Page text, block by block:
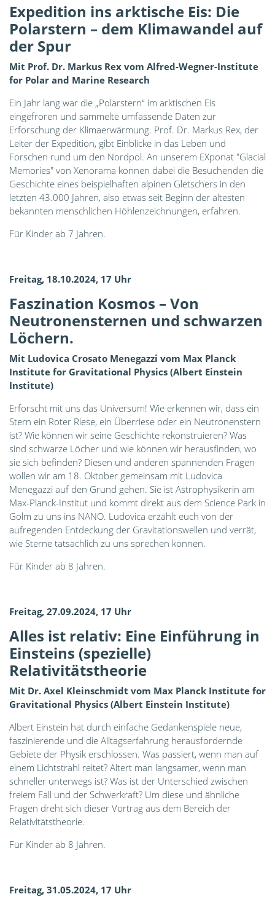
Expedition ins arktische Eis: Die
Polarstern – dem Klimawandel auf
der Spur
Mit Prof. Dr. Markus Rex vom Alfred-Wegner-Institute
for Polar and Marine Research
Ein Jahr lang war die „Polarstern“ im arktischen Eis
eingefroren und sammelte umfassende Daten zur
Erforschung der Klimaerwärmung. Prof. Dr. Markus Rex, der
Leiter der Expedition, gibt Einblicke in das Leben und
Forschen rund um den Nordpol. An unserem EXponat "Glacial
Memories" von Xenorama können dabei die Besuchenden die
Geschichte eines beispielhaften alpinen Gletschers in den
letzten 43.000 Jahren, also etwas seit Beginn der ältesten
bekannten menschlichen Höhlenzeichnungen, erfahren.
Für Kinder ab 7 Jahren.
Freitag, 18.10.2024, 17 Uhr
Faszination Kosmos – Von
Neutronensternen und schwarzen
Löchern.
Mit Ludovica Crosato Menegazzi vom Max Planck
Institute for Gravitational Physics (Albert Einstein
Institute)
Erforscht mit uns das Universum! Wie erkennen wir, dass ein
Stern ein Roter Riese, ein Überriese oder ein Neutronenstern
ist? Wie können wir seine Geschichte rekonstruieren? Was
sind schwarze Löcher und wie können wir herausfinden, wo
sie sich befinden? Diesen und anderen spannenden Fragen
wollen wir am 18. Oktober gemeinsam mit Ludovica
Menegazzi auf den Grund gehen. Sie ist Astrophysikerin am
Max-Planck-Institut und kommt direkt aus dem Science Park in
Golm zu uns ins NANO. Ludovica erzählt euch von der
aufregenden Entdeckung der Gravitationswellen und verrät,
wie Sterne tatsächlich zu uns sprechen können.
Für Kinder ab 8 Jahren.
Freitag, 27.09.2024, 17 Uhr
Alles ist relativ: Eine Einführung in
Einsteins (spezielle)
Relativitätstheorie
Mit Dr. Axel Kleinschmidt vom Max Planck Institute for
Gravitational Physics (Albert Einstein Institute)
Albert Einstein hat durch einfache Gedankenspiele neue,
faszinierende und die Alltagserfahrung herausfordernde
Gebiete der Physik erschlossen. Was passiert, wenn man auf
einem Lichtstrahl reitet? Altert man langsamer, wenn man
schneller unterwegs ist? Was ist der Unterschied zwischen
freiem Fall und der Schwerkraft? Um diese und ähnliche
Fragen dreht sich dieser Vortrag aus dem Bereich der
Relativitätstheorie.
Für Kinder ab 8 Jahren.
Freitag, 31.05.2024, 17 Uhr